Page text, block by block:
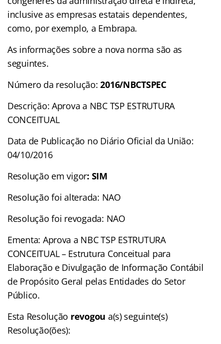
inclusive as empresas estatais dependentes,
como, por exemplo, a Embrapa.
As informações sobre a nova norma são as
seguintes.
Número da resolução:2016/NBCTSPEC
Descrição: Aprova a NBC TSP ESTRUTURA
CONCEITUAL
Data de Publicação no Diário Oficial da União:
04/10/2016
Resolução em vigor: SIM
Resolução foi alterada: NAO
Resolução foi revogada: NAO
Ementa: Aprova a NBC TSP ESTRUTURA
CONCEITUAL – Estrutura Conceitual para
Elaboração e Divulgação de Informação Contábil
de Propósito Geral pelas Entidades do Setor
Público.
Esta Resolução revogou a(s) seguinte(s)
Resolução(ões):